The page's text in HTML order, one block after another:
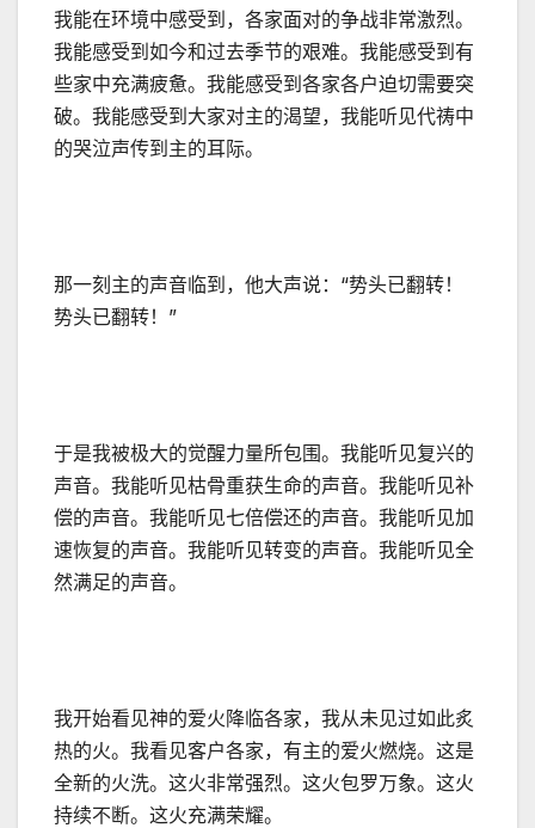
我能在环境中感受到，各家面对的争战非常激烈。
我能感受到如今和过去季节的艰难。我能感受到有
些家中充满疲惫。我能感受到各家各户迫切需要突
破。我能感受到大家对主的渴望，我能听见代祷中
的哭泣声传到主的耳际。
那一刻主的声音临到，他大声说：“势头已翻转！
势头已翻转！”
于是我被极大的觉醒力量所包围。我能听见复兴的
声音。我能听见枯骨重获生命的声音。我能听见补
偿的声音。我能听见七倍偿还的声音。我能听见加
速恢复的声音。我能听见转变的声音。我能听见全
然满足的声音。
我开始看见神的爱火降临各家，我从未见过如此炙
热的火。我看见客户各家，有主的爱火燃烧。这是
全新的火洗。这火非常强烈。这火包罗万象。这火
持续不断。这火充满荣耀。